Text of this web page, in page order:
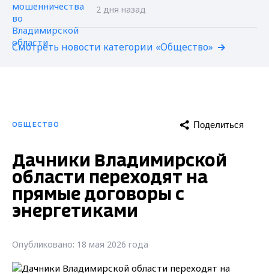
2 дня назад
Смотреть новости категории «Общество»
ОБЩЕСТВО Поделиться
Дачники Владимирской
области переходят на
прямые договоры с
энергетиками
Опубликовано: 18 мая 2026 года